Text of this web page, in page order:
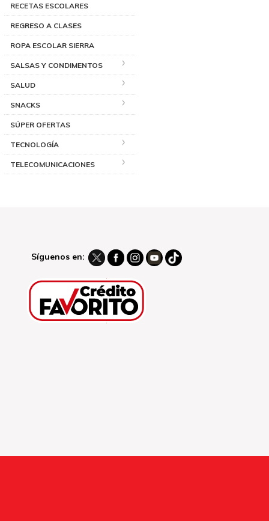
RECETAS ESCOLARES
REGRESO A CLASES
ROPA ESCOLAR SIERRA
SALSAS Y CONDIMENTOS
SALUD
SNACKS
SÚPER OFERTAS
TECNOLOGÍA
TELECOMUNICACIONES
Síguenos en: